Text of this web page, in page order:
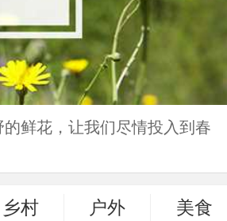
鲜花，让我们尽情投入到春
乡村 户外 美食